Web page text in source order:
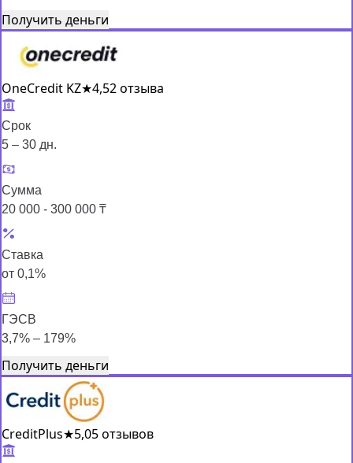
Получить деньги
OneCredit KZ★4,52 отзыва
Срок
5 – 30 дн.
Сумма
20 000 - 300 000 ₸
Ставка
от 0,1%
ГЭСВ
3,7% – 179%
Получить деньги
CreditPlus★5,05 отзывов